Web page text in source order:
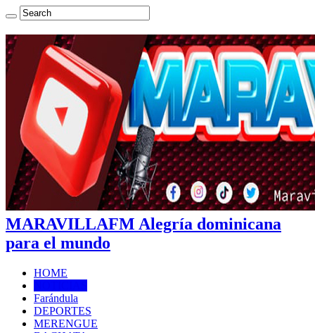
MARAVILLAFM Alegría dominicana
para el mundo
HOME
Farándula
DEPORTES
MERENGUE